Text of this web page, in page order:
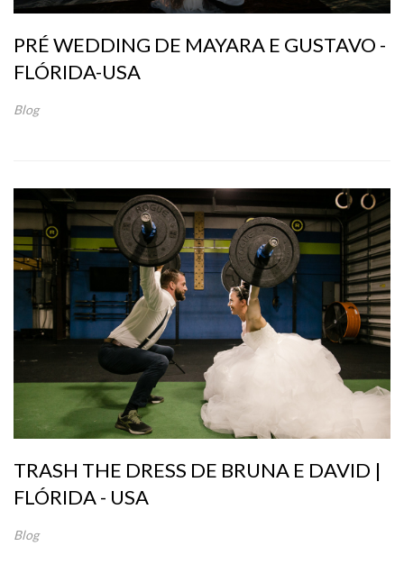
PRÉ WEDDING DE MAYARA E GUSTAVO -
FLÓRIDA-USA
Blog
TRASH THE DRESS DE BRUNA E DAVID |
FLÓRIDA - USA
Blog